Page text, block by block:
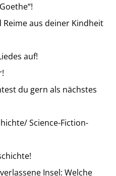
Reime aus deiner Kindheit
auf!
du gern als nächstes
Science-Fiction-
Insel: Welche